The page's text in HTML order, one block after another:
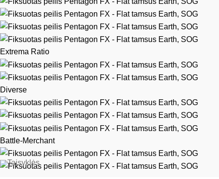
Extrema Ratio
Diverse
Battle-Merchant
Taisyklės